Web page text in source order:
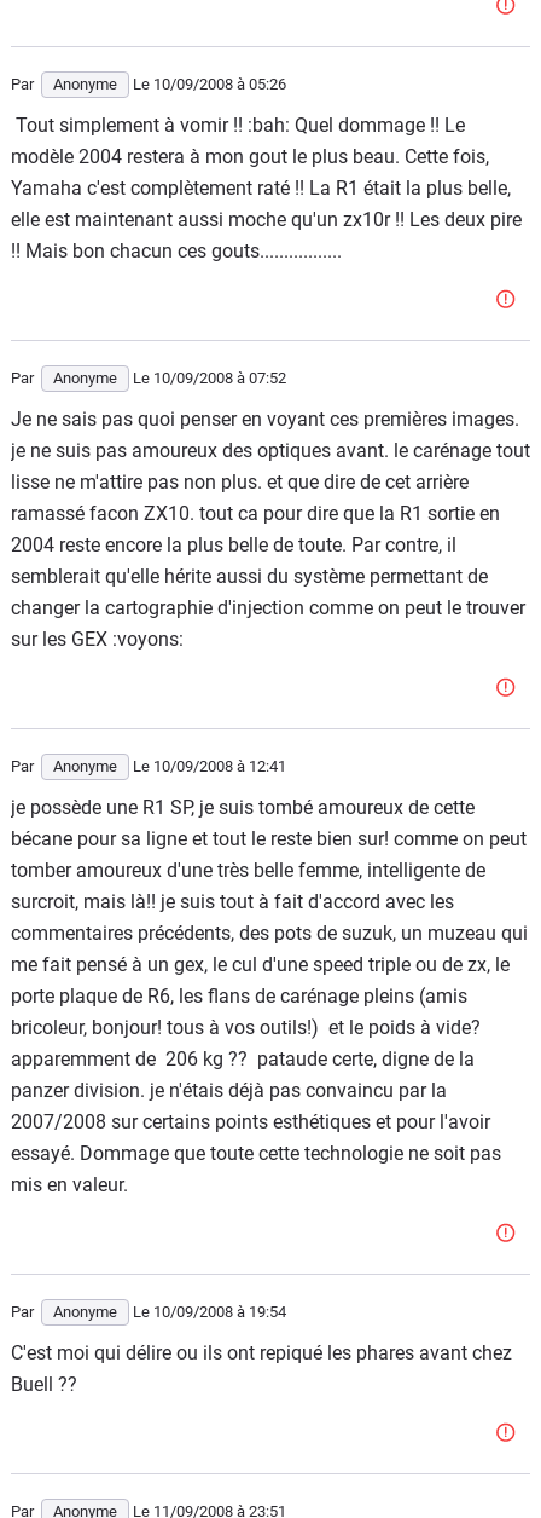
Par Anonyme Le 10/09/2008 à 05:26
Tout simplement à vomir !! :bah: Quel dommage !! Le
modèle 2004 restera à mon gout le plus beau. Cette fois,
Yamaha c'est complètement raté !! La R1 était la plus belle,
elle est maintenant aussi moche qu'un zx10r !! Les deux pire
!! Mais bon chacun ces gouts.................
Par Anonyme Le 10/09/2008 à 07:52
Je ne sais pas quoi penser en voyant ces premières images.
je ne suis pas amoureux des optiques avant. le carénage tout
lisse ne m'attire pas non plus. et que dire de cet arrière
ramassé facon ZX10. tout ca pour dire que la R1 sortie en
2004 reste encore la plus belle de toute. Par contre, il
semblerait qu'elle hérite aussi du système permettant de
changer la cartographie d'injection comme on peut le trouver
sur les GEX :voyons:
Par Anonyme Le 10/09/2008 à 12:41
je possède une R1 SP, je suis tombé amoureux de cette
bécane pour sa ligne et tout le reste bien sur! comme on peut
tomber amoureux d'une très belle femme, intelligente de
surcroit, mais là!! je suis tout à fait d'accord avec les
commentaires précédents, des pots de suzuk, un muzeau qui
me fait pensé à un gex, le cul d'une speed triple ou de zx, le
porte plaque de R6, les flans de carénage pleins (amis
bricoleur, bonjour! tous à vos outils!) et le poids à vide?
apparemment de 206 kg ?? pataude certe, digne de la
panzer division. je n'étais déjà pas convaincu par la
2007/2008 sur certains points esthétiques et pour l'avoir
essayé. Dommage que toute cette technologie ne soit pas
mis en valeur.
Par Anonyme Le 10/09/2008 à 19:54
C'est moi qui délire ou ils ont repiqué les phares avant chez
Buell ??
Par Anonyme Le 11/09/2008 à 23:51